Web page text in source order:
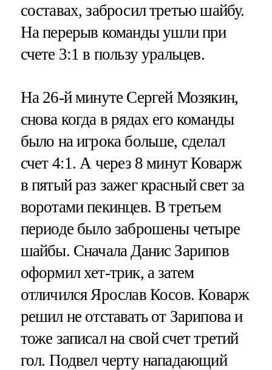
составах, забросил третью шайбу.
На перерыв команды ушли при
счете 3:1 в пользу уральцев.
На 26-й минуте Сергей Мозякин,
снова когда в рядах его команды
было на игрока больше, сделал
счет 4:1. А через 8 минут Коварж
в пятый раз зажег красный свет за
воротами пекинцев. В третьем
периоде было заброшены четыре
шайбы. Сначала Данис Зарипов
оформил хет-трик, а затем
отличился Ярослав Косов. Коварж
решил не отставать от Зарипова и
тоже записал на свой счет третий
гол. Подвел черту нападающий